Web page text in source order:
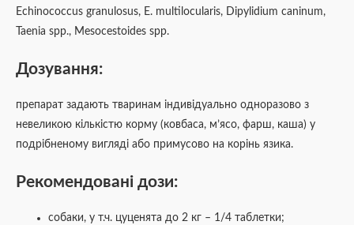
Echinococcus granulosus, E. multilocularis, Dipylidium caninum,
Taenia spp., Mesocestoides spp.
Дозування:
препарат задають тваринам індивідуально одноразово з
невеликою кількістю корму (ковбаса, м’ясо, фарш, каша) у
подрібненому вигляді або примусово на корінь язика.
Рекомендовані дози:
собаки, у т.ч. цуценята до 2 кг – 1/4 таблетки;